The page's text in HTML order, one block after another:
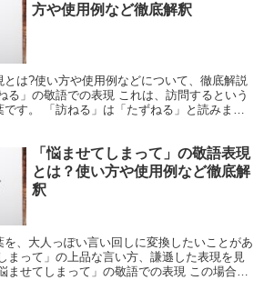
方や使用例など徹底解釈
とは?使い方や使用例などについて、徹底解説
る」の敬語での表現 これは、訪問するという
す。 「訪ねる」は「たずねる」と読みま
「悩ませてしまって」の敬語表現
とは？使い方や使用例など徹底解
釈
を、大人っぽい言い回しに変換したいことがあ
まって」の上品な言い方、謙遜した表現を見
ませてしまって」の敬語での表現 この場合の